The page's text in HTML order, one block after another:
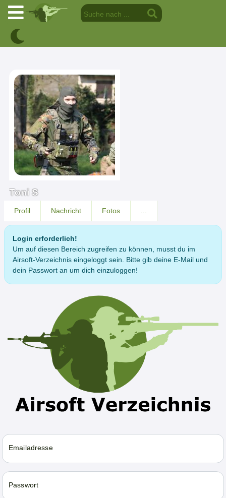
Toni S
Profil Nachricht Fotos
Login erforderlich!
Um auf diesen Bereich zugreifen zu können, musst du im
Airsoft-Verzeichnis eingeloggt sein. Bitte gib deine E-Mail und
dein Passwort an um dich einzuloggen!
Emailadresse
Passwort